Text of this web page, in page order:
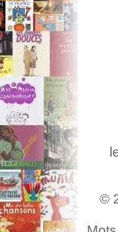
©